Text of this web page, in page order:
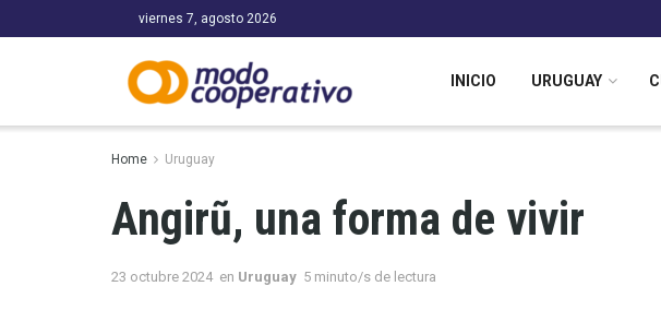
viernes 7, agosto 2026
INICIO URUGUAY
Home Uruguay
Angirũ, una forma de vivir
23 octubre 2024 en Uruguay 5 minuto/s de lectura